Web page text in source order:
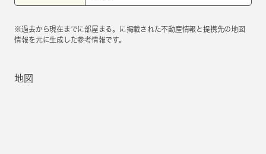
※過去から現在までに部屋まる。に掲載された不動産情報と提携先の地図
情報を元に生成した参考情報です。
地図